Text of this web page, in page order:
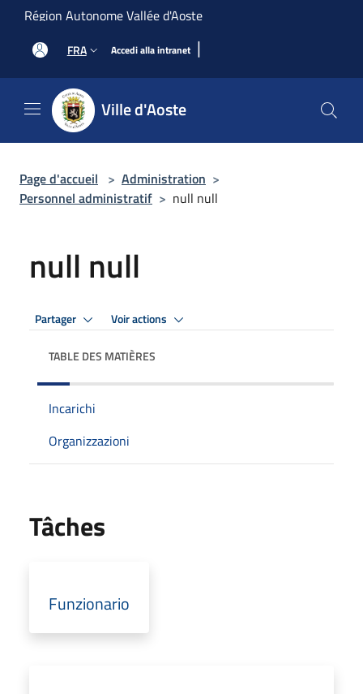
Salta al contenuto principale
Région Autonome Vallée d'Aoste
FRA Accedi alla intranet |
Ville d'Aoste
Page d'accueil > Administration >
Personnel administratif > null null
null null
Partager Voir actions
TABLE DES MATIÈRES
Incarichi
Organizzazioni
Tâches
Funzionario